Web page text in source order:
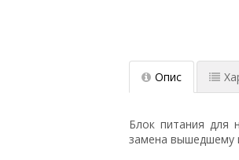
Опис
Блок питания для
замена вышедшему